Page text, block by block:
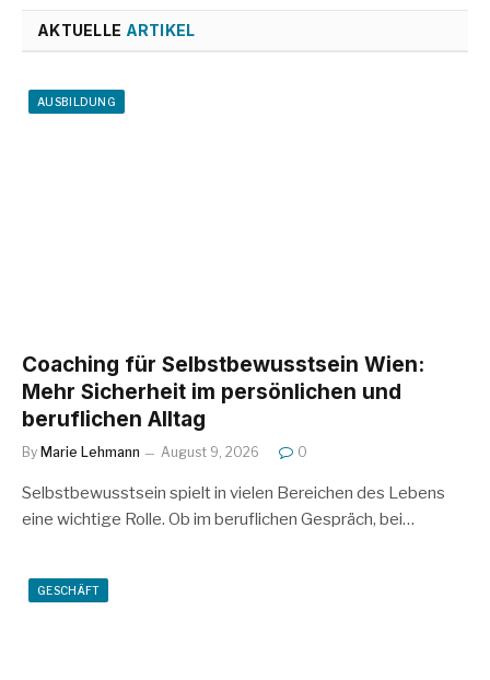
AKTUELLE ARTIKEL
AUSBILDUNG
Coaching für Selbstbewusstsein Wien:
Mehr Sicherheit im persönlichen und
beruflichen Alltag
By Marie Lehmann August 9, 2026 0
Selbstbewusstsein spielt in vielen Bereichen des Lebens
eine wichtige Rolle. Ob im beruflichen Gespräch, bei…
GESCHÄFT